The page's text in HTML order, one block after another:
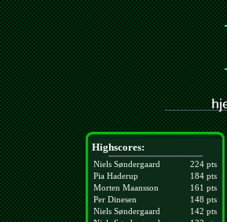
Highscores:
Niels Søndergaard
224 pts
Pia Haderup
184 pts
Morten Maansson
161 pts
Per Dinesen
148 pts
Niels Søndergaard
142 pts